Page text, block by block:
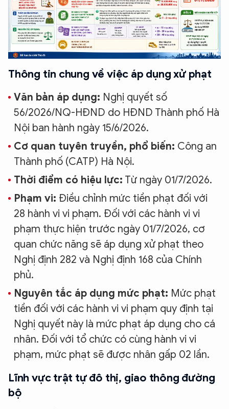
Thông tin chung về việc áp dụng xử phạt
Văn bản áp dụng: Nghị quyết số
56/2026/NQ-HĐND do HĐND Thành phố Hà
Nội ban hành ngày 15/6/2026.
Cơ quan tuyên truyền, phổ biến: Công an
Thành phố (CATP) Hà Nội.
Thời điểm có hiệu lực: Từ ngày 01/7/2026.
Phạm vi: Điều chỉnh mức tiền phạt đối với
28 hành vi vi phạm. Đối với các hành vi vi
phạm thực hiện trước ngày 01/7/2026, cơ
quan chức năng sẽ áp dụng xử phạt theo
Nghị định 282 và Nghị định 168 của Chính
phủ.
Nguyên tắc áp dụng mức phạt: Mức phạt
tiền đối với các hành vi vi phạm quy định tại
Nghị quyết này là mức phạt áp dụng cho cá
nhân. Đối với tổ chức có cùng hành vi vi
phạm, mức phạt sẽ được nhân gấp 02 lần.
Lĩnh vực trật tự đô thị, giao thông đường
bộ